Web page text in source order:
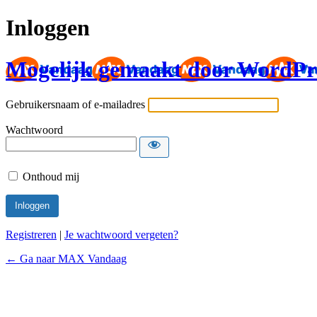
Inloggen
Mogelijk gemaakt door
Gebruikersnaam of e-mailadres
Wachtwoord
Onthoud mij
Registreren | Je wachtwoord vergeten?
← Ga naar MAX Vandaag